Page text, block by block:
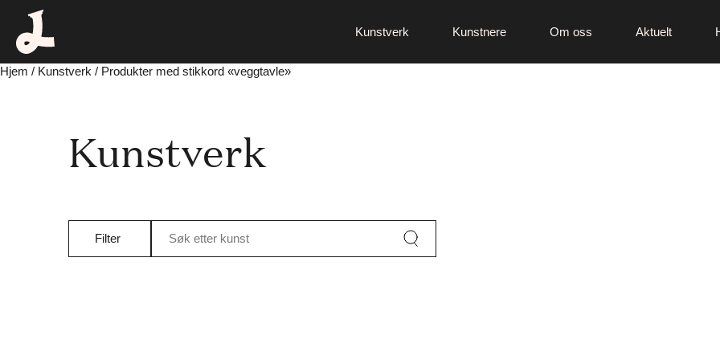
Kunstverk Kunstnere Om oss Aktuelt
Hjem / Kunstverk / Produkter med stikkord «veggtavle»
Kunstverk
Filter Søk etter kunst